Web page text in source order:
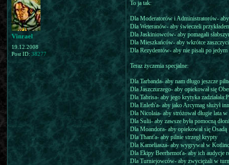
Vinrael
19.12.2008
Post ID: 38277
To ja tak:
Dla Moderatorów i Administratorów-
Dla Weteranów- aby świeczeli
Dla Jaskiniowców- aby pomagali
Dla Mieszkańców- aby wkrótce
Dla Rezydentów- aby nie pisali po
Teraz życzenia specjalne:
Dla Tarbanda- aby nam długo jeszcze
Dla Jaszczurzego- aby opiekował się
Dla Tabrisa- aby jego krytyka zadziałała:P
Dla Enleth'a- aby jako Arcymag służył
Dla Nicolaia- aby stróżował długie lata
Dla Sulii- aby zawsze była pomocną
Dla Moandora- aby opiekował się Osadą
Dla Thant'a- aby pilnie strzegł krypty
Dla Kameliasza- aby wygrywał w
Dla Ekipy Beerhemot'a- aby ich audycje
Dla Turniejowców- aby zwyciężali w